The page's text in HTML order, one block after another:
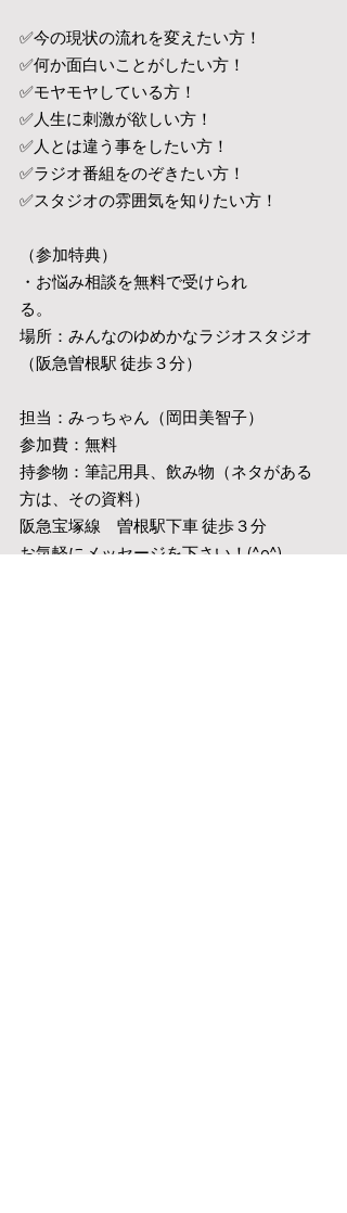
✅今の現状の流れを変えたい方！
✅何か面白いことがしたい方！
✅モヤモヤしている方！
✅人生に刺激が欲しい方！
✅人とは違う事をしたい方！
✅ラジオ番組をのぞきたい方！
✅スタジオの雰囲気を知りたい方！
（参加特典）
・お悩み相談を無料で受けられ
る。
場所：みんなのゆめかなラジオスタジオ
（阪急曽根駅 徒歩３分）
担当：みっちゃん（岡田美智子）
参加費：無料
持参物：筆記用具、飲み物（ネタがある
方は、その資料）
阪急宝塚線　曽根駅下車 徒歩３分
お気軽にメッセージを下さい！(^o^)